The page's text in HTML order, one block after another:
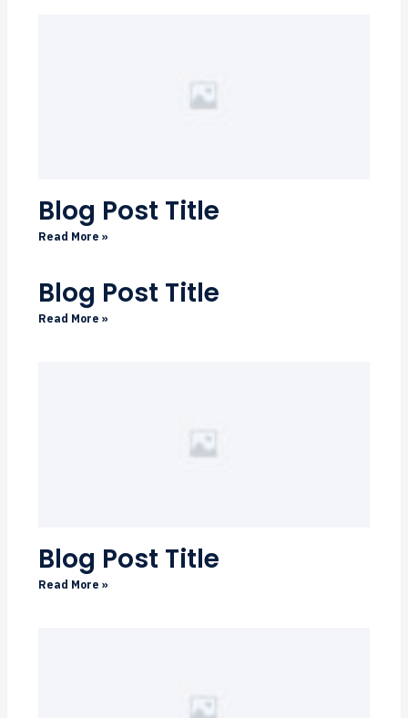
Blog Post Title
Read More »
Blog Post Title
Read More »
Blog Post Title
Read More »